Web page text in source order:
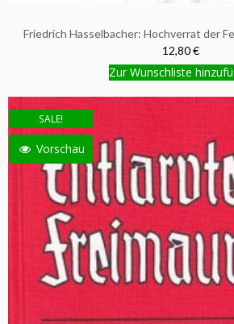
Friedrich Hasselbacher: Hochverrat der
12,80 €
Zur Wunschliste
SALE!
Vorschau